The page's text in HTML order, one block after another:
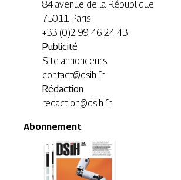
84 avenue de la République
75011 Paris
+33 (0)2 99 46 24 43
Publicité
Site annonceurs
contact@dsih.fr
Rédaction
redaction@dsih.fr
Abonnement